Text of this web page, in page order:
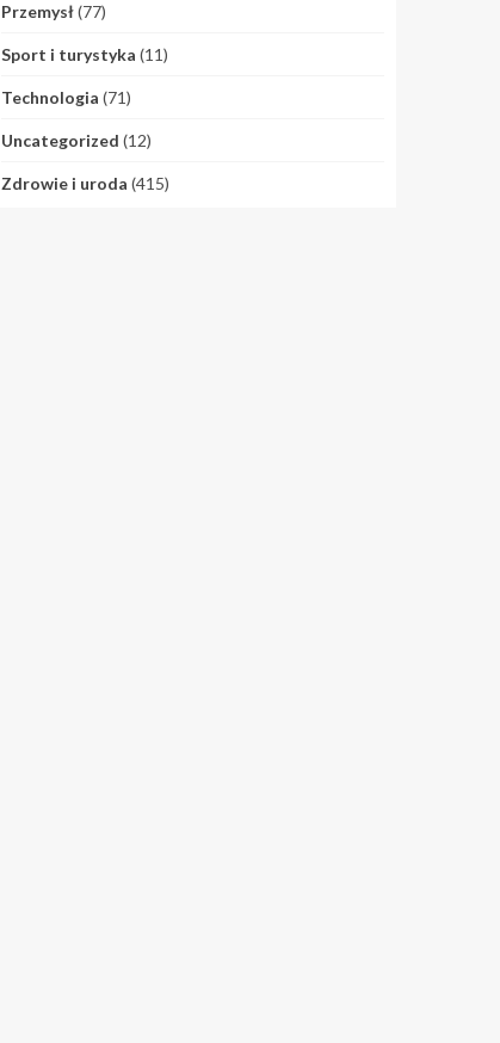
Przemysł(77)
Sport i turystyka (11)
Technologia (71)
Uncategorized (12)
Zdrowie i uroda (415)